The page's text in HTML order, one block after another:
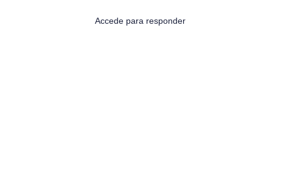
Accede para responder